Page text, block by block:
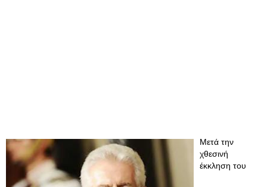
Μετά την
χθεσινή
έκκληση του